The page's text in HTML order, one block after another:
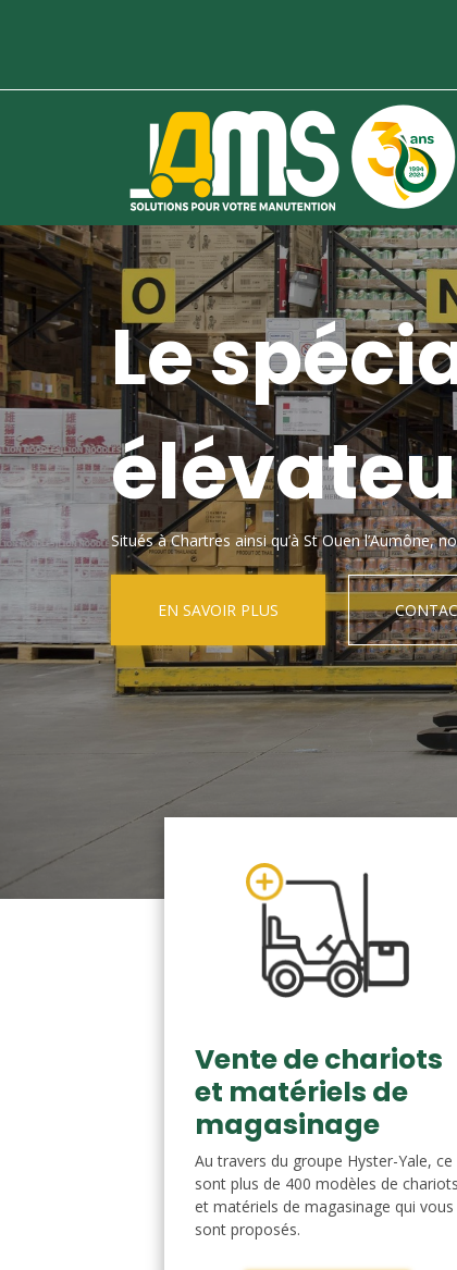
Le
Situés à Chartres ainsi qu’à St Ouen
EN SAVOIR PLUS
Vente de chariots
et matériels de
magasinage
Au travers du groupe Hyster-Yale, ce
sont plus de 400 modèles de chariots
et matériels de magasinage qui vous
sont proposés.